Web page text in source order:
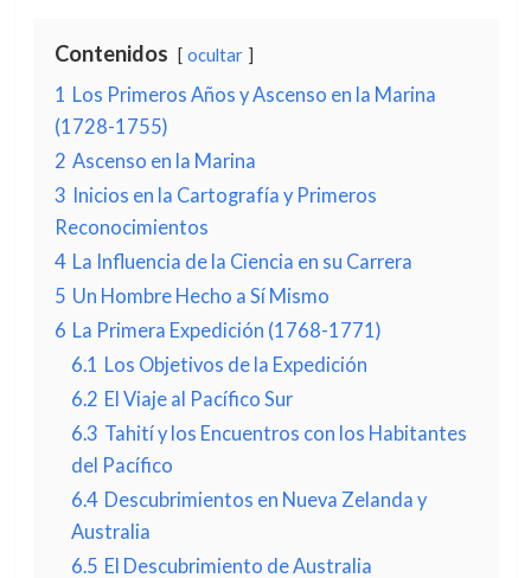
Contenidos ocultar
1 Los Primeros Años y Ascenso en la Marina
(1728-1755)
2 Ascenso en la Marina
3 Inicios en la Cartografía y Primeros
Reconocimientos
4 La Influencia de la Ciencia en su Carrera
5 Un Hombre Hecho a Sí Mismo
6 La Primera Expedición (1768-1771)
6.1 Los Objetivos de la Expedición
6.2 El Viaje al Pacífico Sur
6.3 Tahití y los Encuentros con los Habitantes
del Pacífico
6.4 Descubrimientos en Nueva Zelanda y
Australia
6.5 El Descubrimiento de Australia